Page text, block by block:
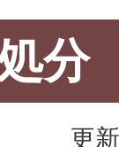
分
更